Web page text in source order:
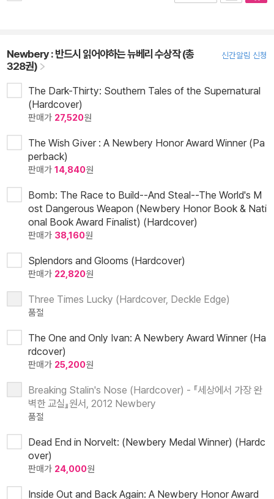
Newbery : 반드시 읽어야하는 뉴베리 수상작 (총
328권)
신간알림 신청
The Dark-Thirty: Southern Tales of the Supernatural
(Hardcover)
판매가 27,520원
The Wish Giver : A Newbery Honor Award Winner (Pa
perback)
판매가 14,840원
Bomb: The Race to Build--And Steal--The World's M
ost Dangerous Weapon (Newbery Honor Book & Nati
onal Book Award Finalist) (Hardcover)
판매가 38,160원
Splendors and Glooms (Hardcover)
판매가 22,820원
Three Times Lucky (Hardcover, Deckle Edge)
품절
The One and Only Ivan: A Newbery Award Winner (Ha
rdcover)
판매가 25,200원
Breaking Stalin's Nose (Hardcover) - 『세상에서 가장 완
벽한 교실』원서, 2012 Newbery
품절
Dead End in Norvelt: (Newbery Medal Winner) (Hardc
over)
판매가 24,000원
Inside Out and Back Again: A Newbery Honor Award